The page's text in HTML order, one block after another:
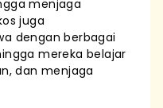
menjaga
juga
dengan berbagai
mereka belajar
dan menjaga